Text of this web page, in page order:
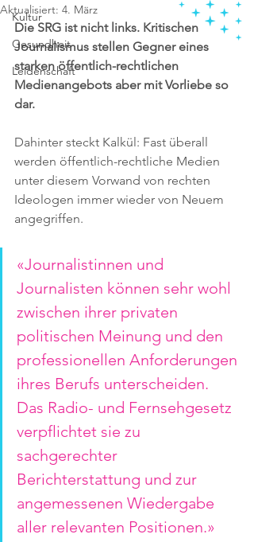
Kultur
Gesundheit
Leidenschaft
Aktualisiert: 4. März
Die SRG ist nicht links. Kritischen
Journalismus stellen Gegner eines
starken öffentlich-rechtlichen
Medienangebots aber mit Vorliebe so
dar.
Dahinter steckt Kalkül: Fast überall
werden öffentlich-rechtliche Medien
unter diesem Vorwand von rechten
Ideologen immer wieder von Neuem
angegriffen.
«Journalistinnen und
Journalisten können sehr wohl
zwischen ihrer privaten
politischen Meinung und den
professionellen Anforderungen
ihres Berufs unterscheiden.
Das Radio- und Fernsehgesetz
verpflichtet sie zu
sachgerechter
Berichterstattung und zur
angemessenen Wiedergabe
aller relevanten Positionen.»